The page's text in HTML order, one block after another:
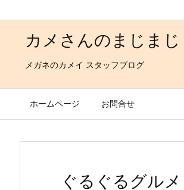
カメさんのまじまじ
メガネのカメイ スタッフブログ
ホームページ お問合せ
ぐるぐるグル